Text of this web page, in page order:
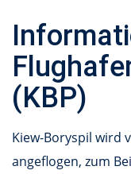
(KBP)
Kiew-Boryspil wird
angeflogen, zum